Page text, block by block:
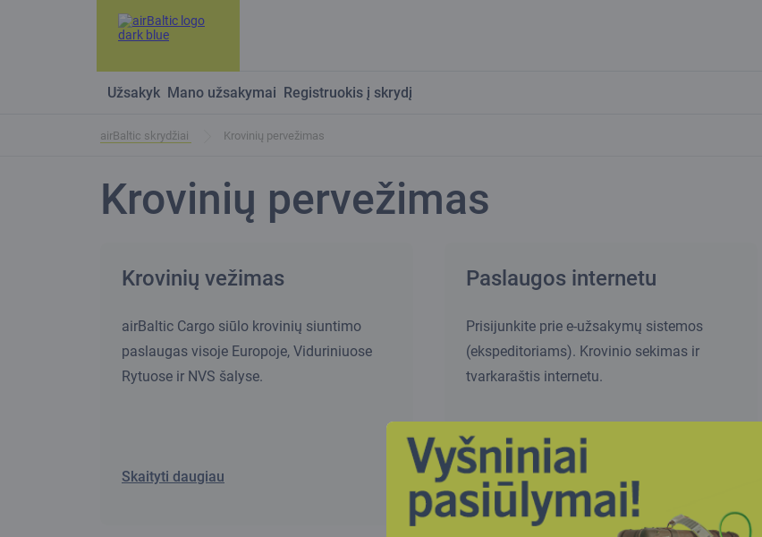
Užsakyk Mano užsakymai Registruokis į skrydį
airBaltic skrydžiai Krovinių pervežimas
Krovinių pervežimas
Krovinių vežimas
airBaltic Cargo siūlo krovinių siuntimo
paslaugas visoje Europoje, Viduriniuose
Rytuose ir NVS šalyse.
Skaityti daugiau
Paslaugos internetu
Prisijunkite prie e-užsakymų sistemos
(ekspeditoriams). Krovinio sekimas ir
tvarkaraštis internetu.
Skaityti daugiau